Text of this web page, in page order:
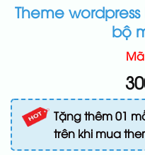
Theme
bộ
Tặng thêm 01
trên khi mua